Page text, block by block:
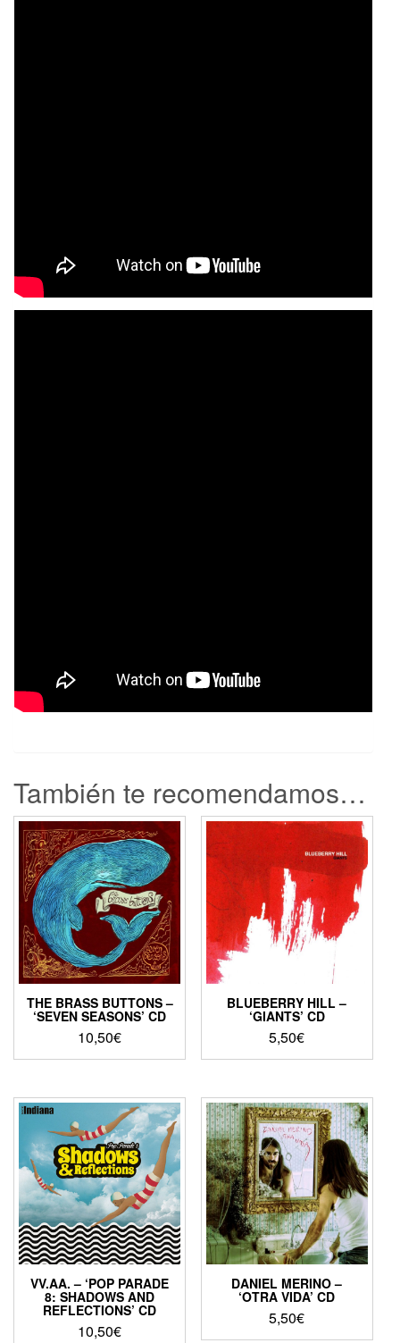
También te recomendamos…
THE BRASS BUTTONS –
‘SEVEN SEASONS’ CD
10,50€
BLUEBERRY HILL –
‘GIANTS’ CD
5,50€
VV.AA. – ‘POP PARADE
8: SHADOWS AND
REFLECTIONS’ CD
10,50€
DANIEL MERINO –
‘OTRA VIDA’ CD
5,50€